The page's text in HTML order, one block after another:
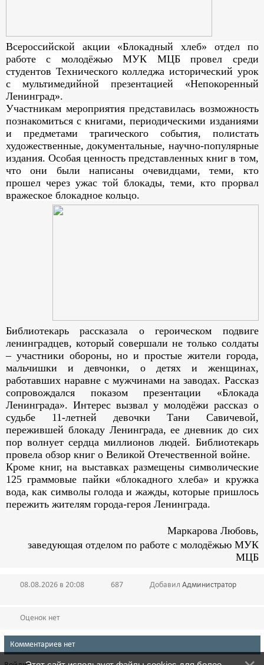
Всероссийской акции «Блокадный хлеб» отдел по
работе с молодёжью МУК МЦБ провел среди
студентов Технического колледжа исторический урок
с мультимедийной презентацией «Непокоренный
Ленинград».
Участникам мероприятия представилась возможность
познакомиться с книгами, периодическими изданиями
и предметами трагического события, полистать
художественные, документальные, научно-популярные
издания. Особая ценность представленных книг в том,
что они были написаны очевидцами, теми, кто
прошел через ужас той блокады, теми, кто прорвал
вражеское блокадное кольцо.
Библиотекарь рассказала о героическом подвиге
ленинградцев, который совершали не только солдаты
– участники обороны, но и простые жители города,
мальчишки и девчонки, о детях и женщинах,
работавших наравне с мужчинами на заводах. Рассказ
сопровождался показом презентации «Блокада
Ленинграда». Интерес вызвал у молодёжи рассказ о
судьбе 11-летней девочки Тани Савичевой,
пережившей блокаду Ленинграда, ее дневник до сих
пор волнует сердца миллионов людей. Библиотекарь
провела обзор книг о Великой Отечественной войне.
Кроме книг, на выставках размещены символические
125 граммовые пайки «блокадного хлеба» и кружка
вода, как символы голода и жажды, которые пришлось
пережить жителям города-героя Ленинграда.
Маркарова Любовь,
заведующая отделом по работе с молодёжью МУК
МЦБ
08.08.2026 в 20:08 687 Добавил Администратор
Оценок нет
Комментариев нет